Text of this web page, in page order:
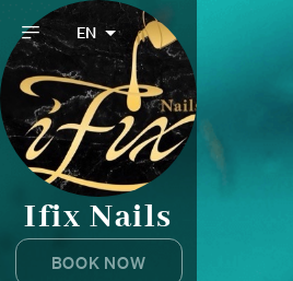
EN
Ifix Nails
BOOK NOW